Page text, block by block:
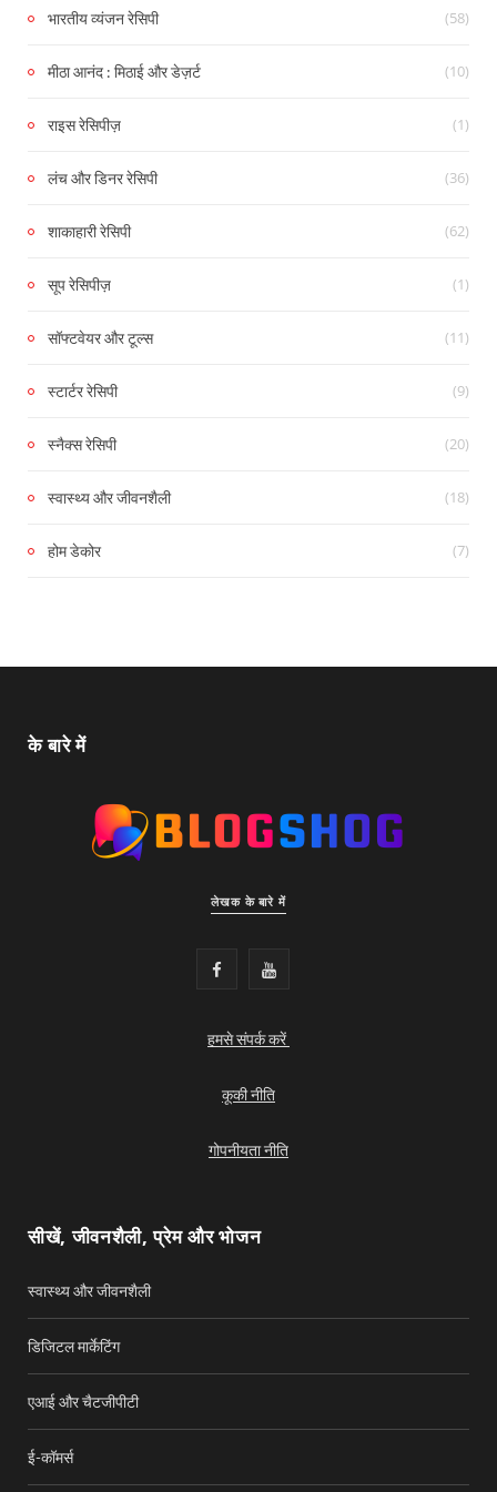
भारतीय व्यंजन रेसिपी (58)
मीठा आनंद : मिठाई और डेज़र्ट (10)
राइस रेसिपीज़ (1)
लंच और डिनर रेसिपी (36)
शाकाहारी रेसिपी (62)
सूप रेसिपीज़ (1)
सॉफ्टवेयर और टूल्स (11)
स्टार्टर रेसिपी (9)
स्नैक्स रेसिपी (20)
स्वास्थ्य और जीवनशैली (18)
होम डेकोर (7)
के बारे में
लेखक के बारे में
c
e
Y
u
हमसे संपर्क करें
कूकी नीति
गोपनीयता नीति
सीखें, जीवनशैली, प्रेम और भोजन
स्वास्थ्य और जीवनशैली
डिजिटल मार्केटिंग
एआई और चैटजीपीटी
ई-कॉमर्स